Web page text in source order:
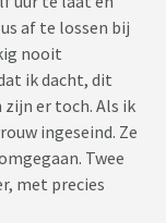
af te lossen bij
nooit
ik dacht, dit
er toch. Als ik
ingeseind. Ze
Twee
met precies